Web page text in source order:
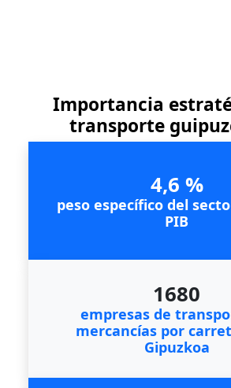
Importancia
transporte
4,6 %
peso específico del
PIB
1680
empresas de
mercancías por
Gipuzkoa